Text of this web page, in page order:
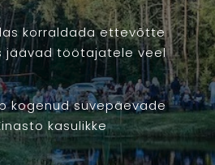
korraldada ettevõtte
jäävad töötajatele veel
kogenud suvepäevade
kasulikke